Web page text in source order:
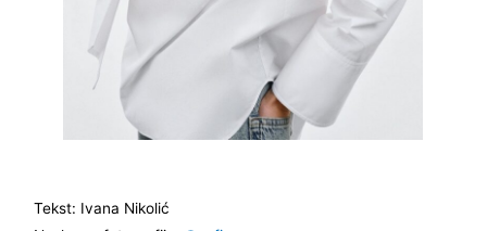
Tekst: Ivana Nikolić